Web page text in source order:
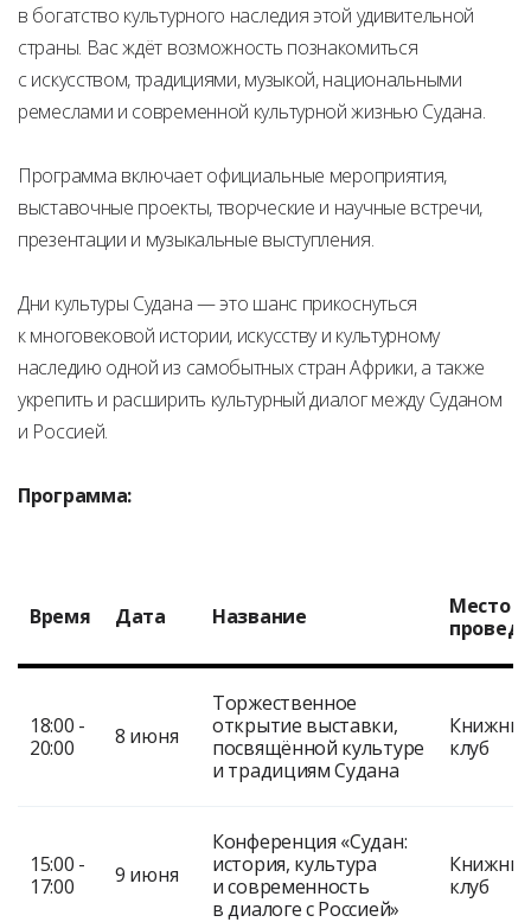
в богатство культурного наследия этой удивительной
страны. Вас ждёт возможность познакомиться
с искусством, традициями, музыкой, национальными
ремеслами и современной культурной жизнью Судана.
Программа включает официальные мероприятия,
выставочные проекты, творческие и научные встречи,
презентации и музыкальные выступления.
Дни культуры Судана — это шанс прикоснуться
к многовековой истории, искусству и культурному
наследию одной из самобытных стран Африки, а также
укрепить и расширить культурный диалог между Суданом
и Россией.
Программа:
Время Дата Название
Место
18:00 -
20:00
8 июня
Торжественное
открытие выставки,
посвящённой культуре
и традициям Судана
клуб
15:00 -
17:00
9 июня
Конференция «Судан:
история, культура
и современность
в диалоге с Россией»
клуб